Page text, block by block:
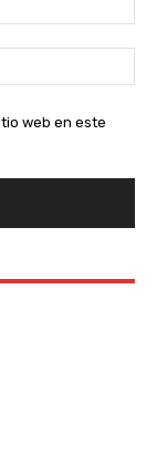
web en este